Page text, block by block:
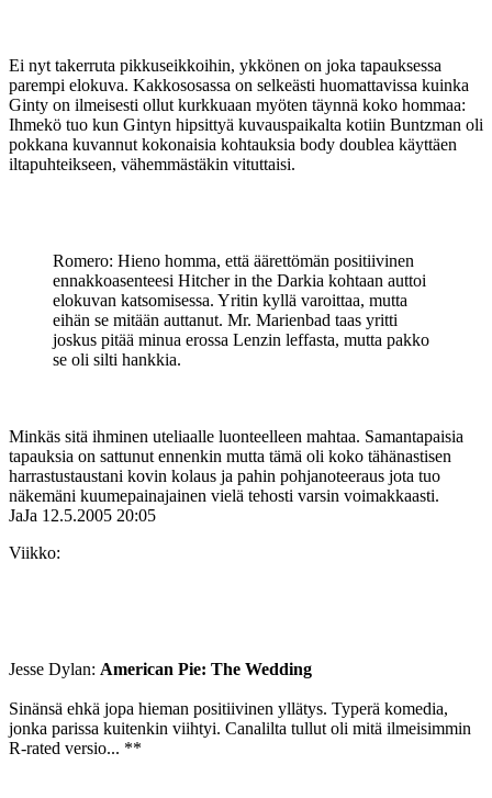
Ei nyt takerruta pikkuseikkoihin, ykkönen on joka tapauksessa
parempi elokuva. Kakkososassa on selkeästi huomattavissa kuinka
Ginty on ilmeisesti ollut kurkkuaan myöten täynnä koko hommaa:
Ihmekö tuo kun Gintyn hipsittyä kuvauspaikalta kotiin Buntzman oli
pokkana kuvannut kokonaisia kohtauksia body doublea käyttäen
iltapuhteikseen, vähemmästäkin vituttaisi.
Romero: Hieno homma, että äärettömän positiivinen
ennakkoasenteesi Hitcher in the Darkia kohtaan auttoi
elokuvan katsomisessa. Yritin kyllä varoittaa, mutta
eihän se mitään auttanut. Mr. Marienbad taas yritti
joskus pitää minua erossa Lenzin leffasta, mutta pakko
se oli silti hankkia.
Minkäs sitä ihminen uteliaalle luonteelleen mahtaa. Samantapaisia
tapauksia on sattunut ennenkin mutta tämä oli koko tähänastisen
harrastustaustani kovin kolaus ja pahin pohjanoteeraus jota tuo
näkemäni kuumepainajainen vielä tehosti varsin voimakkaasti.
JaJa 12.5.2005 20:05
Viikko:
Jesse Dylan: American Pie: The Wedding
Sinänsä ehkä jopa hieman positiivinen yllätys. Typerä komedia,
jonka parissa kuitenkin viihtyi. Canalilta tullut oli mitä ilmeisimmin
R-rated versio... **